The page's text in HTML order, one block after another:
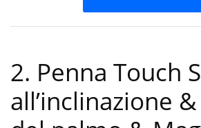
2. Penna Touch
all’inclinazione